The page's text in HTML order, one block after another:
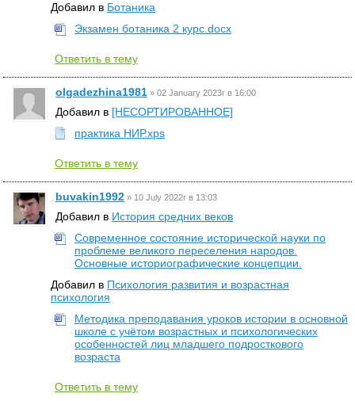
Добавил в Ботаника
Экзамен ботаника 2 курс.docx
Ответить в тему
olgadezhina1981 » 02 January 2023г в 16:00
Добавил в [НЕСОРТИРОВАННОЕ]
практика НИР.xps
Ответить в тему
buvakin1992 » 10 July 2022г в 13:03
Добавил в История средних веков
Современное состояние исторической науки по
проблеме великого переселения народов.
Основные историографические концепции.
Добавил в Психология развития и возрастная
психология
Методика преподавания уроков истории в основной
школе с учётом возрастных и психологических
особенностей лиц младшего подросткового
возраста
Ответить в тему